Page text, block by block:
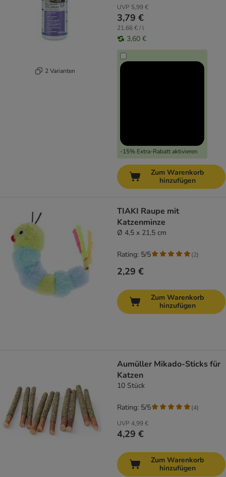
2 Varianten
UVP 5,99 €
3,79 €
21,66 € / l
3,60 €
-15% Extra-Rabatt aktivieren
Zum Warenkorb
hinzufügen
TIAKI Raupe mit
Katzenminze
Ø 4,5 x 21,5 cm
2,29 €
Rating: 5/5 (2)
Zum Warenkorb
hinzufügen
Aumüller Mikado-Sticks für
Katzen
10 Stück
UVP 4,99 €
4,29 €
Rating: 5/5 (4)
Zum Warenkorb
hinzufügen